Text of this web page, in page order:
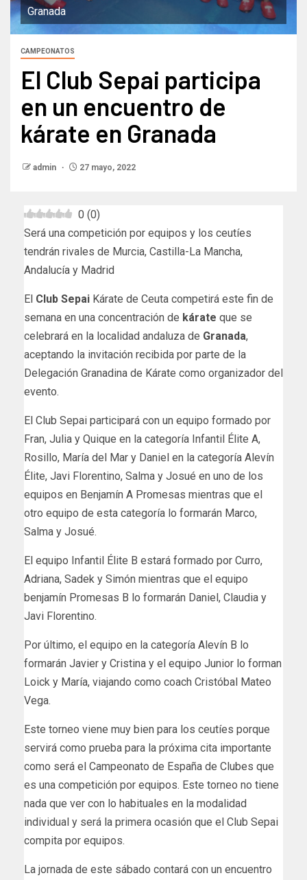
Granada
CAMPEONATOS
El Club Sepai participa
en un encuentro de
kárate en Granada
admin 27 mayo, 2022
0 (0)
Será una competición por equipos y los ceutíes
tendrán rivales de Murcia, Castilla-La Mancha,
Andalucía y Madrid
El Club Sepai Kárate de Ceuta competirá este fin de
semana en una concentración de kárate que se
celebrará en la localidad andaluza de Granada,
aceptando la invitación recibida por parte de la
Delegación Granadina de Kárate como organizador del
evento.
El Club Sepai participará con un equipo formado por
Fran, Julia y Quique en la categoría Infantil Élite A,
Rosillo, María del Mar y Daniel en la categoría Alevín
Élite, Javi Florentino, Salma y Josué en uno de los
equipos en Benjamín A Promesas mientras que el
otro equipo de esta categoría lo formarán Marco,
Salma y Josué.
El equipo Infantil Élite B estará formado por Curro,
Adriana, Sadek y Simón mientras que el equipo
benjamín Promesas B lo formarán Daniel, Claudia y
Javi Florentino.
Por último, el equipo en la categoría Alevín B lo
formarán Javier y Cristina y el equipo Junior lo forman
Loick y María, viajando como coach Cristóbal Mateo
Vega.
Este torneo viene muy bien para los ceutíes porque
servirá como prueba para la próxima cita importante
como será el Campeonato de España de Clubes que
es una competición por equipos. Este torneo no tiene
nada que ver con lo habituales en la modalidad
individual y será la primera ocasión que el Club Sepai
compita por equipos.
La jornada de este sábado contará con un encuentro